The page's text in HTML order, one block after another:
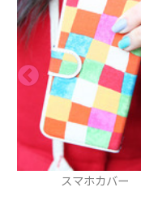
ブレスレット